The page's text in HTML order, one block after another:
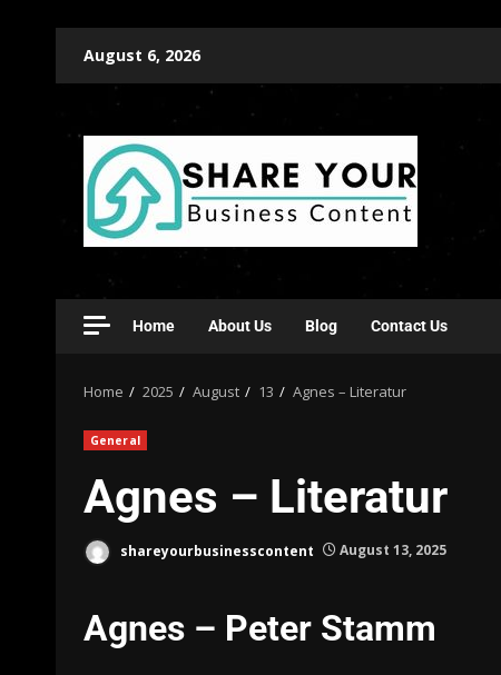
August 6, 2026
Home About Us Blog Contact Us
Home 2025 August 13 Agnes – Literatur
General
Agnes – Literatur
shareyourbusinesscontent August 13, 2025
Agnes – Peter Stamm